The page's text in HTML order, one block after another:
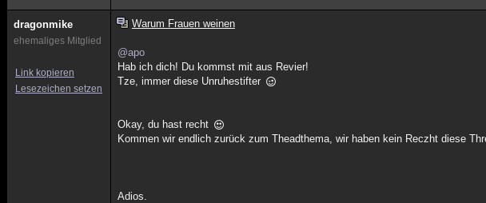
dragonmike
ehemaliges Mitglied
Link kopieren
Lesezeichen setzen
Warum Frauen weinen
@apo
Hab ich dich! Du kommst mit aus Revier!
Tze, immer diese Unruhestifter
Okay, du hast recht
Kommen wir endlich zurück zum Theadthema, wir haben kein Reczht diese
Adios.